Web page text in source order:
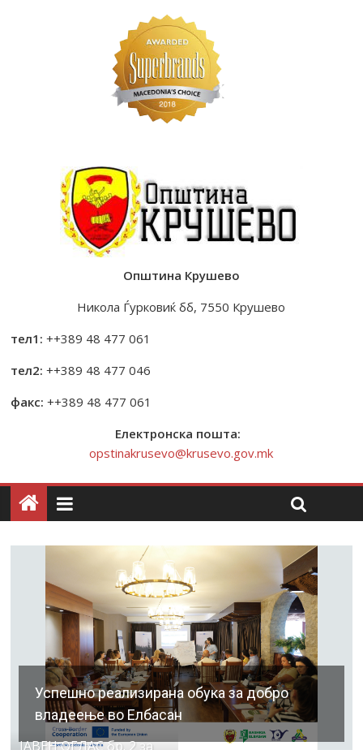
Општина Крушево
Никола Ѓурковиќ бб, 7550 Крушево
тел1: ++389 48 477 061
тел2: ++389 48 477 046
факс: ++389 48 477 061
Електронска пошта:
opstinakrusevo@krusevo.gov.mk
Успешно реализирана обука за добро
владеење во Елбасан
ЈАВЕН ОГЛАС бр. 2 за